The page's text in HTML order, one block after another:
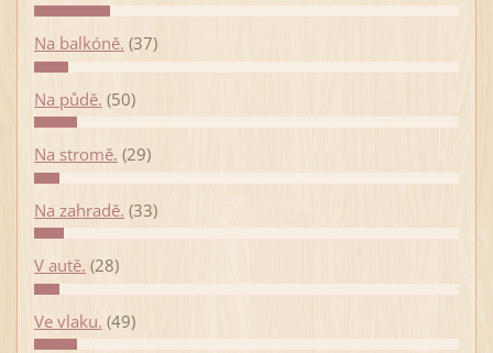
Na balkóně. (37)
Na půdě. (50)
Na stromě. (29)
Na zahradě. (33)
V autě. (28)
Ve vlaku. (49)